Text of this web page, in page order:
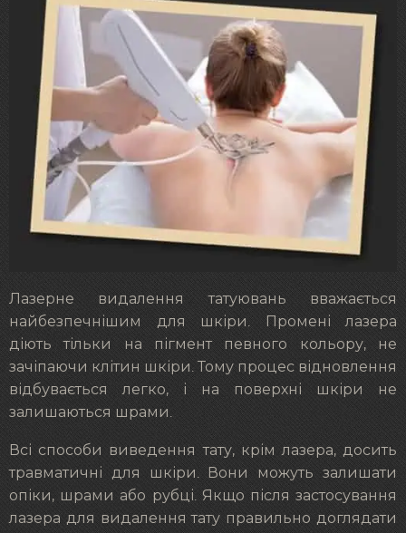
Лазерне видалення татуювань вважається
найбезпечнішим для шкіри. Промені лазера
діють тільки на пігмент певного кольору, не
зачіпаючи клітин шкіри. Тому процес відновлення
відбувається легко, і на поверхні шкіри не
залишаються шрами.
Всі способи виведення тату, крім лазера, досить
травматичні для шкіри. Вони можуть залишати
опіки, шрами або рубці. Якщо після застосування
лазера для видалення тату правильно доглядати